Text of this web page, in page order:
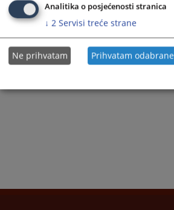
Analitika o posjećenosti stranica
↓ 2 Servisi treće strane
Ne prihvatam Prihvatam odabrane